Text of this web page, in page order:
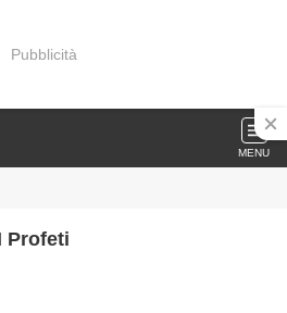
Pubblicità
MENU
Profeti